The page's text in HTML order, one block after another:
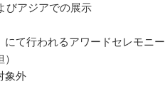
びアジアでの展示
て行われるアワードセレモニー
象外